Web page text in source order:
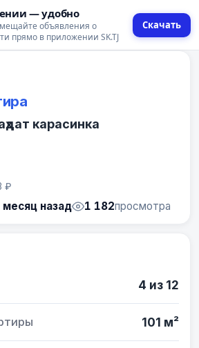
— удобно
объявления о
прямо в приложении SK.TJ
Скачать
10 фото
карасинка
₽
месяц назад 1 182просмотра
4 из 12
101 м²